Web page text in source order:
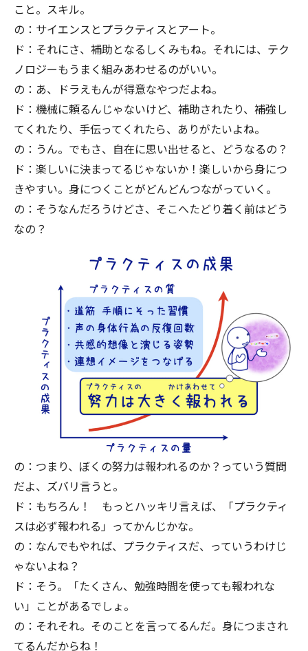
こと。スキル。
の：サイエンスとプラクティスとアート。
ド：それにさ、補助となるしくみもね。それには、テク
ノロジーもうまく組みあわせるのがいい。
の：あ、ドラえもんが得意なやつだよね。
ド：機械に頼るんじゃないけど、補助されたり、補強し
てくれたり、手伝ってくれたら、ありがたいよね。
の：うん。でもさ、自在に思い出せると、どうなるの？
ド：楽しいに決まってるじゃないか！楽しいから身につ
きやすい。身につくことがどんどんつながっていく。
の：そうなんだろうけどさ、そこへたどり着く前はどう
なの？
の：つまり、ぼくの努力は報われるのか？っていう質問
だよ、ズバリ言うと。
ド：もちろん！ もっとハッキリ言えば、「プラクティ
スは必ず報われる」ってかんじかな。
の：なんでもやれば、プラクティスだ、っていうわけじ
ゃないよね？
ド：そう。「たくさん、勉強時間を使っても報われな
い」ことがあるでしょ。
の：それそれ。そのことを言ってるんだ。身につまされ
てるんだからね！